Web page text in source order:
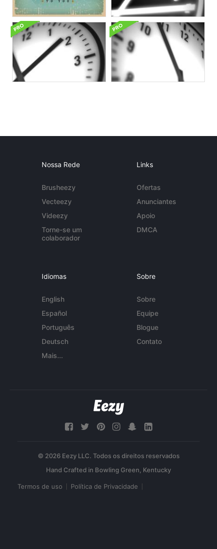
Nossa Rede
Brusheezy
Vecteezy
Videezy
Torne-se um
colaborador
Links
Ofertas
Anunciantes
Apoio
DMCA
Idiomas
English
Español
Português
Deutsch
Mais...
Sobre
Sobre
Equipe
Blogue
Contato
© 2026 Eezy LLC. Todos os direitos reservados
Termos de uso Política de Privacidade